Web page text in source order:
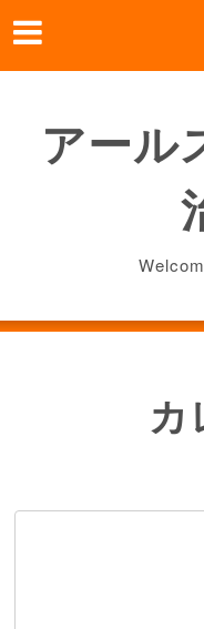
アール
カ